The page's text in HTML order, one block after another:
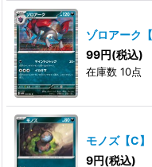
ゾロアーク
99円(税込)
在庫数 10点
モノズ【C
9円(税込)